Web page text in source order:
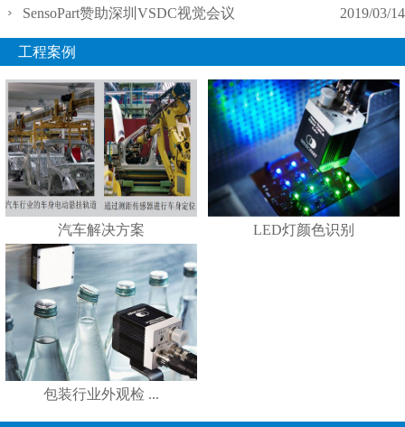
SensoPart赞助深圳VSDC视觉会议
2019/03/14
工程案例
汽车解决方案 LED灯颜色识别
包装行业外观检 ...